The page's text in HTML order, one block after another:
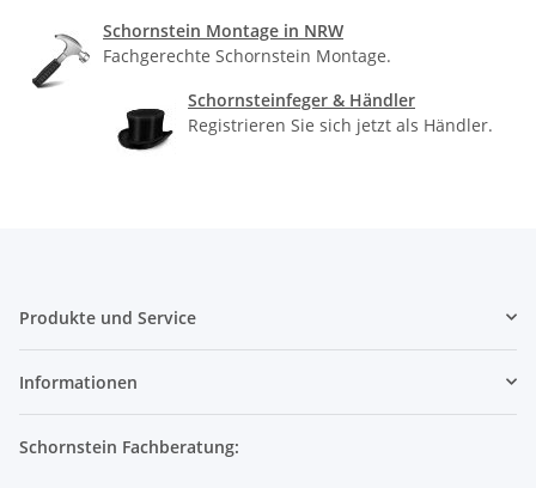
Schornstein Montage in NRW
Fachgerechte Schornstein Montage.
Schornsteinfeger & Händler
Registrieren Sie sich jetzt als Händler.
Produkte und Service
Informationen
Schornstein Fachberatung: